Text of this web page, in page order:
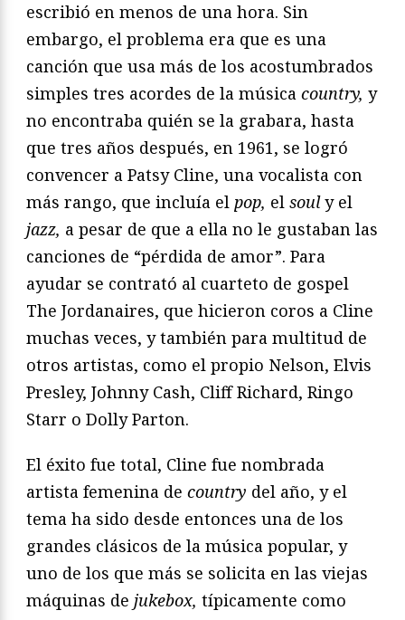
escribió en menos de una hora. Sin
embargo, el problema era que es una
canción que usa más de los acostumbrados
simples tres acordes de la música country, y
no encontraba quién se la grabara, hasta
que tres años después, en 1961, se logró
convencer a Patsy Cline, una vocalista con
más rango, que incluía el pop, el souly el
jazz, a pesar de que a ella no le gustaban las
canciones de “pérdida de amor”. Para
ayudar se contrató al cuarteto de gospel
The Jordanaires, que hicieron coros a Cline
muchas veces, y también para multitud de
otros artistas, como el propio Nelson, Elvis
Presley, Johnny Cash, Cliff Richard, Ringo
Starr o Dolly Parton.
El éxito fue total, Cline fue nombrada
artista femenina de country del año, y el
tema ha sido desde entonces una de los
grandes clásicos de la música popular, y
uno de los que más se solicita en las viejas
máquinas de jukebox, típicamente como